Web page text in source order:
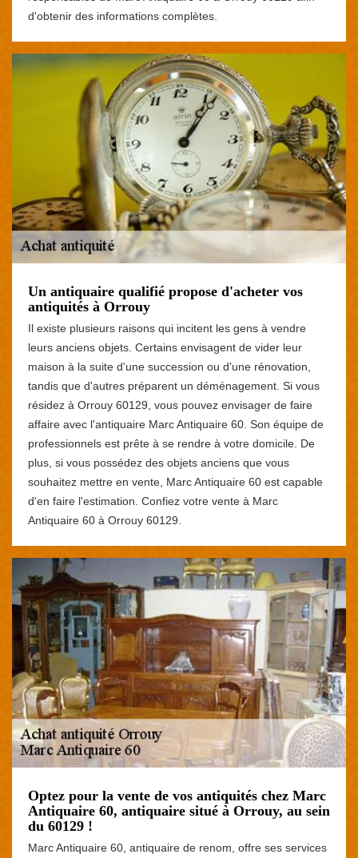
d'obtenir des informations complètes.
Un antiquaire qualifié propose d'acheter vos
antiquités à Orrouy
Il existe plusieurs raisons qui incitent les gens à vendre
leurs anciens objets. Certains envisagent de vider leur
maison à la suite d'une succession ou d'une rénovation,
tandis que d'autres préparent un déménagement. Si vous
résidez à Orrouy 60129, vous pouvez envisager de faire
affaire avec l'antiquaire Marc Antiquaire 60. Son équipe de
professionnels est prête à se rendre à votre domicile. De
plus, si vous possédez des objets anciens que vous
souhaitez mettre en vente, Marc Antiquaire 60 est capable
d'en faire l'estimation. Confiez votre vente à Marc
Antiquaire 60 à Orrouy 60129.
Optez pour la vente de vos antiquités chez Marc
Antiquaire 60, antiquaire situé à Orrouy, au sein
du 60129 !
Marc Antiquaire 60, antiquaire de renom, offre ses services